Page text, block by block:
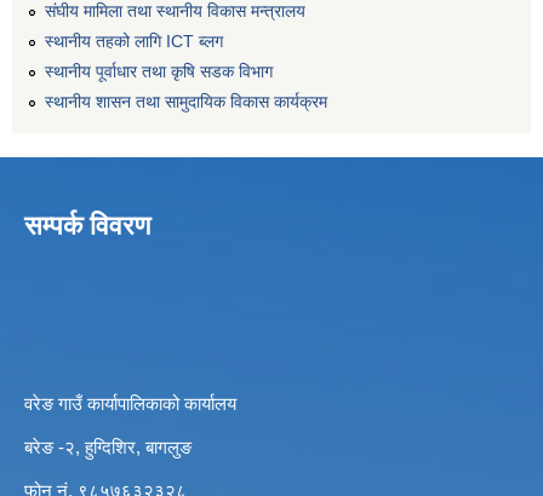
संघीय मामिला तथा स्थानीय विकास मन्त्रालय
स्थानीय तहको लागि ICT ब्लग
स्थानीय पूर्वाधार तथा कृषि सडक विभाग
स्थानीय शासन तथा सामुदायिक विकास कार्यक्रम
सम्पर्क विवरण
वरेङ गाउँ कार्यापालिकाको कार्यालय
बरेङ -२, हुग्दिशिर, बागलुङ
फोन नं. ९८५७६३२३२८